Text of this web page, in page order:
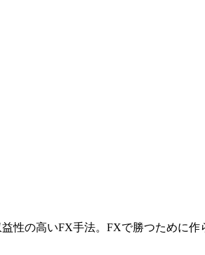
性の高いFX手法。FXで勝つために